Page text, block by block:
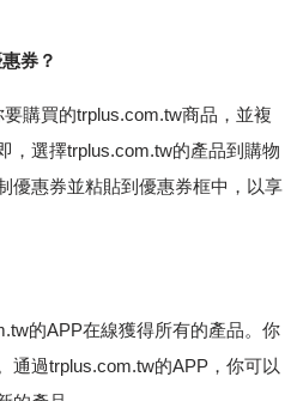
券？
購買的trplus.com.tw商品，並複
，選擇trplus.com.tw的產品到購物
優惠券並粘貼到優惠券框中，以享
的APP在線獲得所有的產品。你
通過trplus.com.tw的APP，你可以